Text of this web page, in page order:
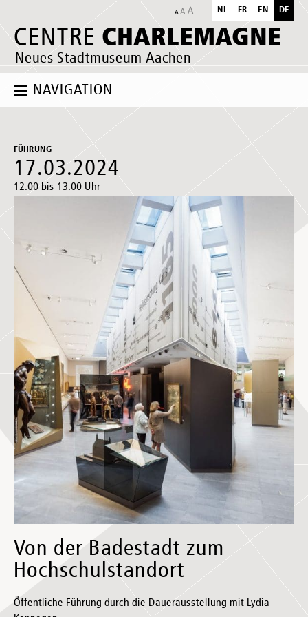
CENTRE CHARLEMAGNE
Neues Stadtmuseum Aachen
NL FR EN DE
NAVIGATION
FÜHRUNG
17.03.2024
12.00 bis 13.00 Uhr
Von der Badestadt zum
Hochschulstandort
Öffentliche Führung durch die Dauerausstellung mit Lydia